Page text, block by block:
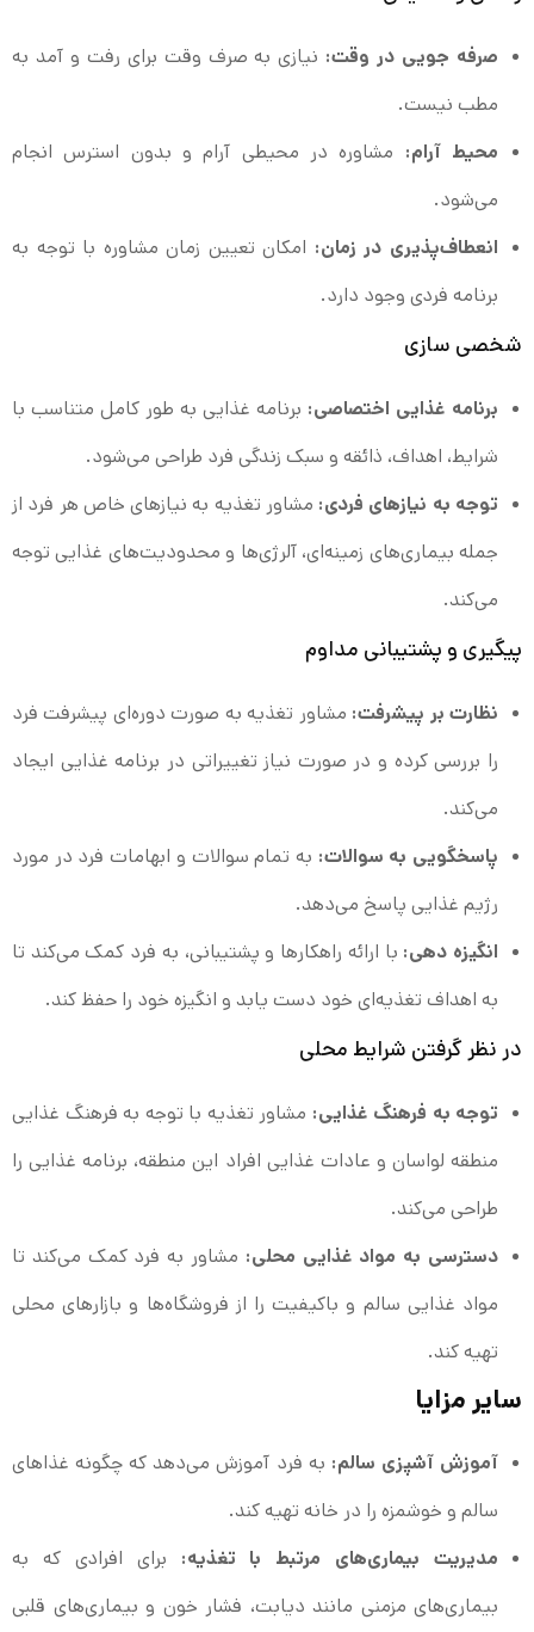
صرفه جویی در وقت:نیازی به صرف وقت برای رفت و آمد به
مطب نیست.
محیط آرام:مشاوره در محیطی آرام و بدون استرس انجام
می‌شود.
انعطاف‌پذیری در زمان:امکان تعیین زمان مشاوره با توجه به
برنامه فردی وجود دارد.
شخصی‌ سازی
برنامه غذایی اختصاصی:برنامه غذایی به طور کامل متناسب با
شرایط، اهداف، ذائقه و سبک زندگی فرد طراحی می‌شود.
توجه به نیازهای فردی:مشاور تغذیه به نیازهای خاص هر فرد از
جمله بیماری‌های زمینه‌ای، آلرژی‌ها و محدودیت‌های غذایی توجه
می‌کند.
پیگیری و پشتیبانی مداوم
نظارت بر پیشرفت:مشاور تغذیه به صورت دوره‌ای پیشرفت فرد
را بررسی کرده و در صورت نیاز تغییراتی در برنامه غذایی ایجاد
می‌کند.
پاسخگویی به سوالات:به تمام سوالات و ابهامات فرد در مورد
رژیم غذایی پاسخ می‌دهد.
انگیزه دهی:با ارائه راهکارها و پشتیبانی، به فرد کمک می‌کند تا
به اهداف تغذیه‌ای خود دست یابد و انگیزه خود را حفظ کند.
در نظر گرفتن شرایط محلی
توجه به فرهنگ غذایی:مشاور تغذیه با توجه به فرهنگ غذایی
منطقه لواسان و عادات غذایی افراد این منطقه، برنامه غذایی را
طراحی می‌کند.
دسترسی به مواد غذایی محلی:مشاور به فرد کمک می‌کند تا
مواد غذایی سالم و باکیفیت را از فروشگاه‌ها و بازارهای محلی
تهیه کند.
سایر مزایا
آموزش آشپزی سالم:به فرد آموزش می‌دهد که چگونه غذاهای
سالم و خوشمزه را در خانه تهیه کند.
مدیریت بیماری‌های مرتبط با تغذیه:برای افرادی که به
بیماری‌های مزمنی مانند دیابت، فشار خون و بیماری‌های قلبی